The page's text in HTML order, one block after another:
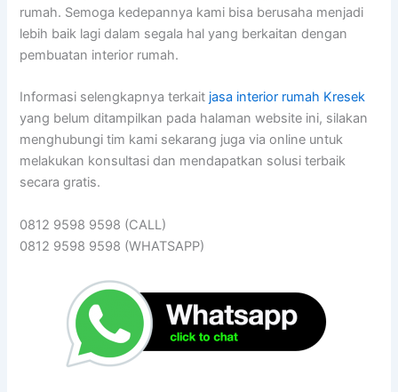
rumah. Semoga kedepannya kami bisa berusaha menjadi
lebih baik lagi dalam segala hal yang berkaitan dengan
pembuatan interior rumah.
Informasi selengkapnya terkait jasa interior rumah Kresek
yang belum ditampilkan pada halaman website ini, silakan
menghubungi tim kami sekarang juga via online untuk
melakukan konsultasi dan mendapatkan solusi terbaik
secara gratis.
0812 9598 9598 (CALL)
0812 9598 9598 (WHATSAPP)